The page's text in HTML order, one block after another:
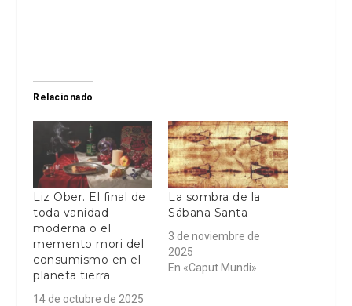
Relacionado
Liz Ober. El final de
toda vanidad
moderna o el
memento mori del
consumismo en el
planeta tierra
14 de octubre de 2025
La sombra de la
Sábana Santa
3 de noviembre de
2025
En «Caput Mundi»